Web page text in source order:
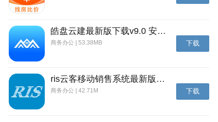
红豆Live app简介
尚、医疗等几十个门类数万名舆论领袖和社交达人，为
用户进行知识分享及答疑解惑。在这里，找到答案，发
现乐趣。
皓盘云建最新版下载v9.0 安卓版
商务办公 | 53.38MB 下载
ris云客移动销售系统最新版下载v1.1.25 安卓手机版
商务办公 | 42.71M 下载